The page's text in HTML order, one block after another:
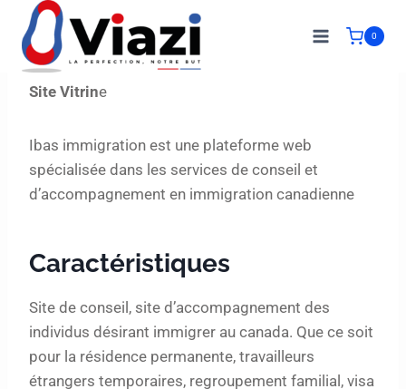
0
Site Vitrine
Ibas immigration est une plateforme web
spécialisée dans les services de conseil et
d’accompagnement en immigration canadienne
Caractéristiques
Site de conseil, site d’accompagnement des
individus désirant immigrer au canada. Que ce soit
pour la résidence permanente, travailleurs
étrangers temporaires, regroupement familial, visa